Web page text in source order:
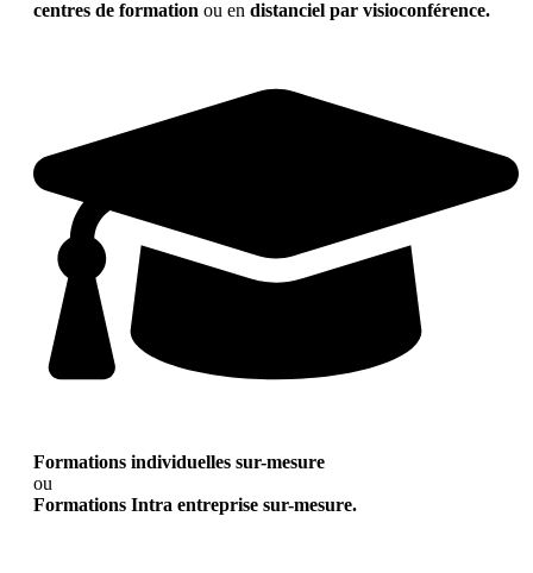
centres de formation ou en distanciel par visioconférence.
Formations individuelles sur-mesure
ou
Formations Intra entreprise sur-mesure.